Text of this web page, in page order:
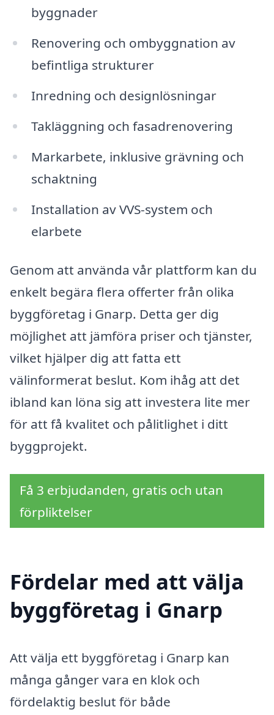
byggnader
Renovering och ombyggnation av
befintliga strukturer
Inredning och designlösningar
Takläggning och fasadrenovering
Markarbete, inklusive grävning och
schaktning
Installation av VVS-system och
elarbete
Genom att använda vår plattform kan du
enkelt begära flera offerter från olika
byggföretag i Gnarp. Detta ger dig
möjlighet att jämföra priser och tjänster,
vilket hjälper dig att fatta ett
välinformerat beslut. Kom ihåg att det
ibland kan löna sig att investera lite mer
för att få kvalitet och pålitlighet i ditt
byggprojekt.
Få 3 erbjudanden, gratis och utan
förpliktelser
Fördelar med att välja
byggföretag i Gnarp
Att välja ett byggföretag i Gnarp kan
många gånger vara en klok och
fördelaktig beslut för både